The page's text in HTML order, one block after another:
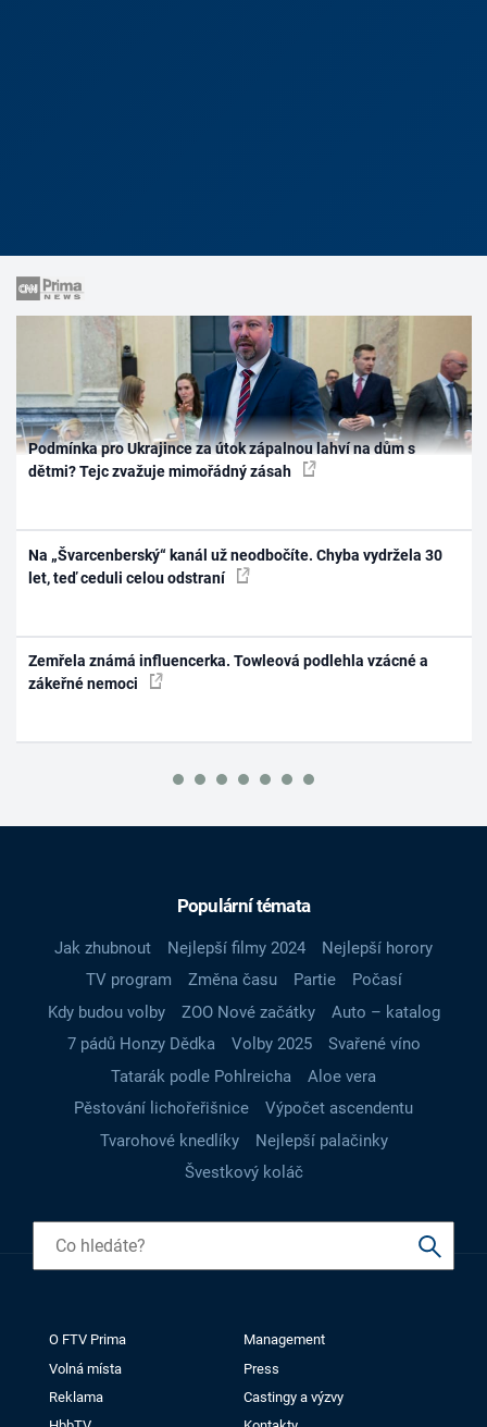
Podmínka pro Ukrajince za útok zápalnou lahví na dům s
dětmi? Tejc zvažuje mimořádný zásah
Na „Švarcenberský“ kanál už neodbočíte. Chyba vydržela 30
let, teď ceduli celou odstraní
Zemřela známá influencerka. Towleová podlehla vzácné a
zákeřné nemoci
Populární témata
Jak zhubnout Nejlepší filmy 2024
Nejlepší horory
TV program
Změna času Partie
Počasí
Kdy budou volby
ZOO Nové začátky
Auto – katalog
7 pádů Honzy Dědka
Volby 2025
Svařené víno
Tatarák podle Pohlreicha
Aloe vera
Pěstování lichořeřišnice
Výpočet ascendentu
Tvarohové knedlíky
Nejlepší palačinky
Švestkový koláč
O FTV Prima
Management
Volná místa
Press
Reklama
Castingy a výzvy